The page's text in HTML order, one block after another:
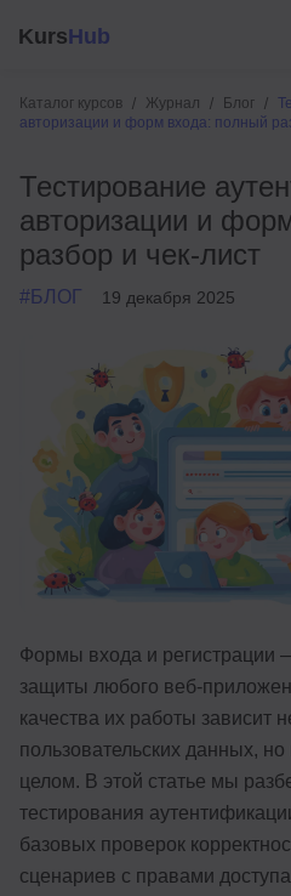
KursHub
Каталог курсов Журнал Блог
авторизации и форм входа: полный
Тестирование
авторизации и
разбор и чек-лист
#БЛОГ 19 декабря 2025
Формы входа и регистрации
защиты любого веб-
качества их работы зависит
пользовательских данных,
целом. В этой статье мы
тестирования
базовых проверок
сценариев с правами
Маркетинг
Дизайн
Аналитика
Менеджмент
Иностранные языки
ДПО
Детям
Акции и промокоды
Рейтинг онлайн-школ